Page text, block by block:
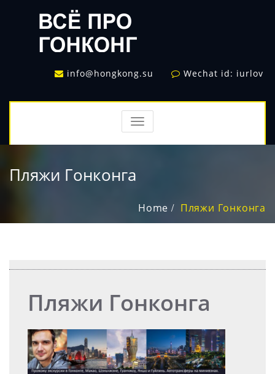
info@hongkong.su Wechat id: iurlov
TOGGLE
NAVIGATION
Пляжи Гонконга
Home Пляжи Гонконга
Пляжи Гонконга